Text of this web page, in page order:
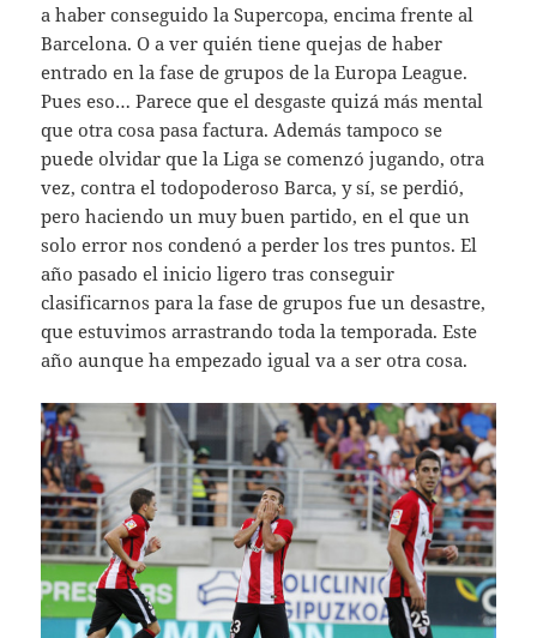
a haber conseguido la Supercopa, encima frente al
Barcelona. O a ver quién tiene quejas de haber
entrado en la fase de grupos de la Europa League.
Pues eso… Parece que el desgaste quizá más mental
que otra cosa pasa factura. Además tampoco se
puede olvidar que la Liga se comenzó jugando, otra
vez, contra el todopoderoso Barca, y sí, se perdió,
pero haciendo un muy buen partido, en el que un
solo error nos condenó a perder los tres puntos. El
año pasado el inicio ligero tras conseguir
clasificarnos para la fase de grupos fue un desastre,
que estuvimos arrastrando toda la temporada. Este
año aunque ha empezado igual va a ser otra cosa.